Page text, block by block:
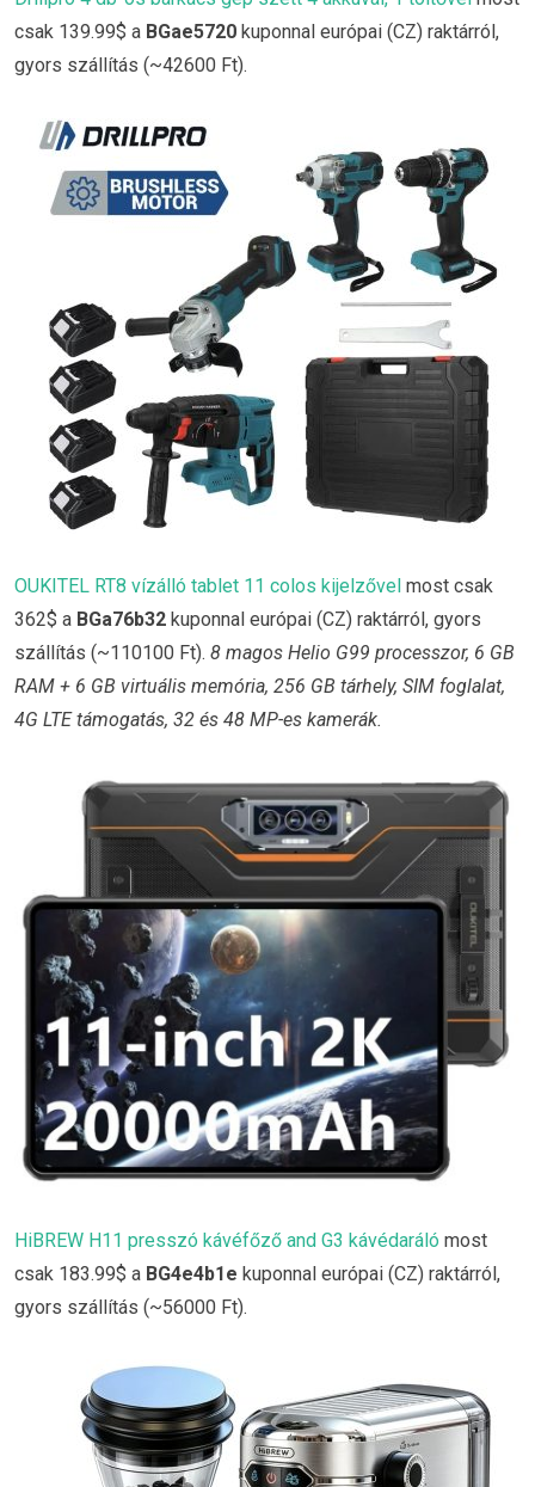
csak 139.99$ a BGae5720 kuponnal európai (CZ) raktárról,
gyors szállítás (~42600 Ft).
OUKITEL RT8 vízálló tablet 11 colos kijelzővel most csak
362$ a BGa76b32 kuponnal európai (CZ) raktárról, gyors
szállítás (~110100 Ft). 8 magos Helio G99 processzor, 6 GB
RAM + 6 GB virtuális memória, 256 GB tárhely, SIM foglalat,
4G LTE támogatás, 32 és 48 MP-es kamerák.
HiBREW H11 presszó kávéfőző and G3 kávédaráló most
csak 183.99$ a BG4e4b1e kuponnal európai (CZ) raktárról,
gyors szállítás (~56000 Ft).